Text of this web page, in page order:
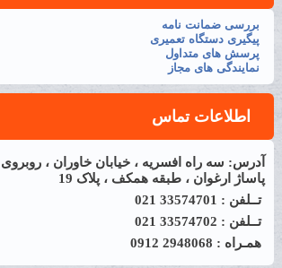
بررسی ضمانت نامه
پیگیری دستگاه تعمیری
پرسش های متداول
نمایندگی های مجاز
اطلاعات تماس
آدرس: سه راه افسریه ، خیابان خاوران ،
پاساژ ارغوان ، طبقه همکف ، پلاک 19
تــلفن : 33574701 021
تــلفن : 33574702 021
همـراه : 2948068 0912